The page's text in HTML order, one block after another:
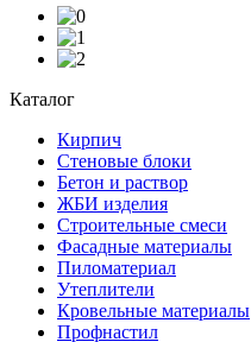
Каталог
Кирпич
Стеновые блоки
Бетон и раствор
ЖБИ изделия
Строительные смеси
Фасадные материалы
Пиломатериал
Утеплители
Кровельные материалы
Профнастил